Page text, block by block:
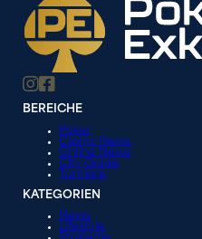
BEREICHE
Poker
Casino News
Online News
City Guide
Turniere
KATEGORIEN
News
Lifestyle